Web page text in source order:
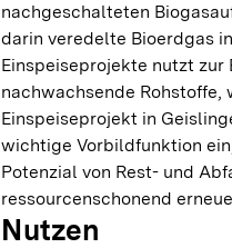
nachgeschalteten
darin veredelte Bioerdgas
Einspeiseprojekte nutzt zur
nachwachsende Rohstoffe,
Einspeiseprojekt in
wichtige Vorbildfunktion
Potenzial von Rest- und
ressourcenschonend
Nutzen